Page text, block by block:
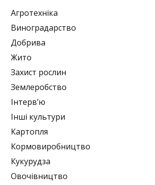
Агротехніка
Виноградарство
Добрива
Жито
Захист рослин
Землеробство
Інтерв’ю
Інші культури
Картопля
Кормовиробництво
Кукурудза
Овочівництво